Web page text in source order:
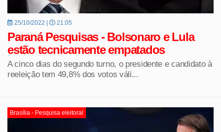
25/10/2022 | 21:05
Paraná Pesquisas - Bolsonaro e Lula
estão tecnicamente empatados
A cinco dias do segundo turno, o presidente e candidato à
reeleição tem 49,8% dos votos váli...
Brasília - Pesquisa eleitoral